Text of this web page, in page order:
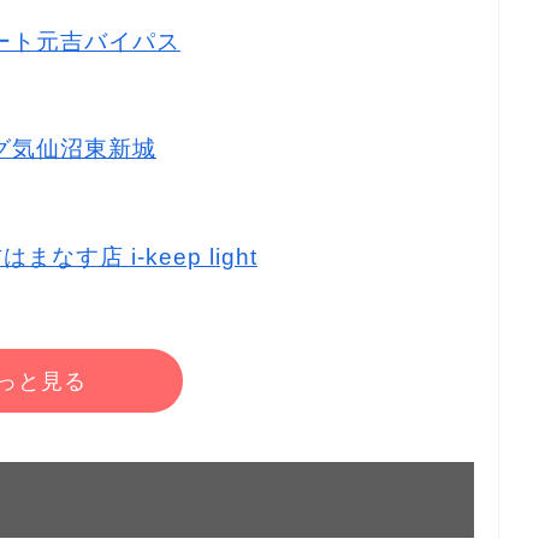
元吉バイパス
気仙沼東新城
まなす店 i-keep light
と見る